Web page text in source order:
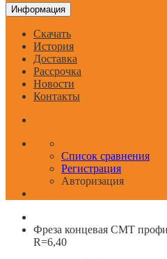
Информация
Скачать
История
Доставка
Рассрочка
Новости
Контакты
Список сравнения
Регистрация
Авторизация
Фреза концевая CMT
R=6,40